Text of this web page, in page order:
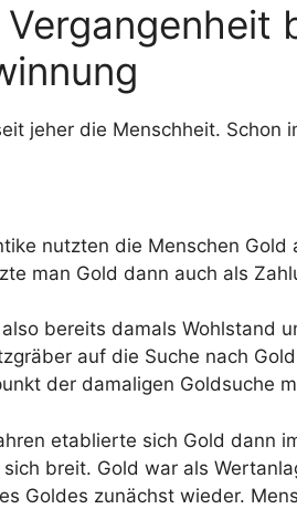
jeher die Menschheit.
nutzten die Menschen
man Gold dann auch als
bereits damals Wohlstand
auf die Suche nach
der damaligen Goldsuche
etablierte sich Gold dann
breit. Gold war als
Goldes zunächst wieder.